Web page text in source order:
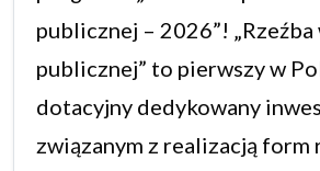
publicznej – 2026”!
publicznej” to pierwszy w
dotacyjny dedykowany
związanym z realizacją form